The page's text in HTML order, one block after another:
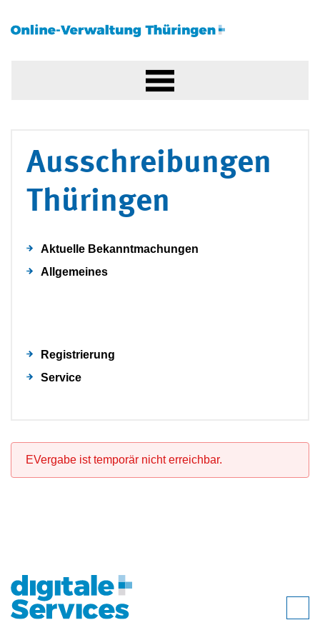
Ausschreibungen
Thüringen
Aktuelle Bekanntmachungen
Allgemeines
Registrierung
Service
EVergabe ist temporär nicht erreichbar.